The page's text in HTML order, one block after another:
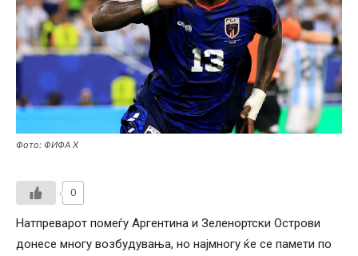
Фото: ФИФА Х
0
Натпреварот помеѓу Аргентина и Зеленортски Острови
донесе многу возбудувања, но најмногу ќе се памети по